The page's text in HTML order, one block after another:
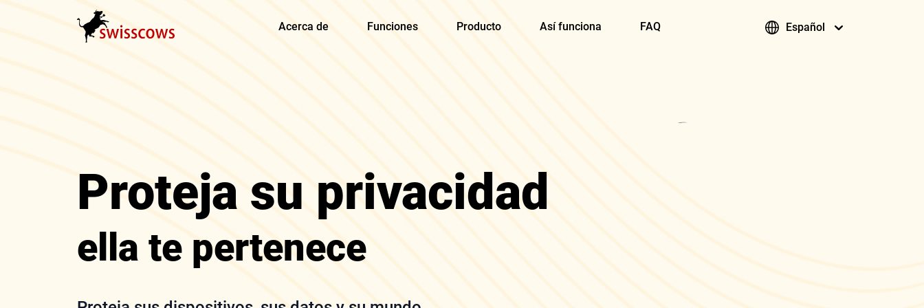
Acerca de Funciones Producto Así funciona FAQ Español
Proteja su privacidad
ella te pertenece